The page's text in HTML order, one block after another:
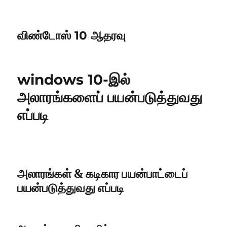
விண்டோஸ் 10 ஆதரவு
windows 10-இல்
அலாரங்களைப் பயன்படுத்துவது
எப்படி
அலாரங்கள் & கடிகார பயன்பாட்டைப்
பயன்படுத்துவது எப்படி